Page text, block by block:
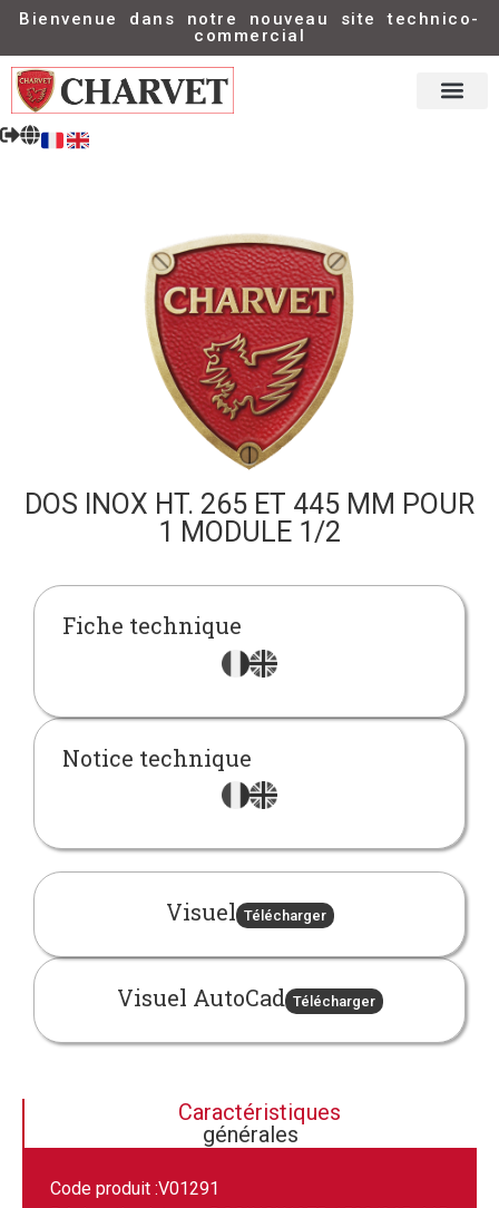
Bienvenue dans notre nouveau site technico-
commercial
DOS INOX HT. 265 ET 445 MM POUR
1 MODULE 1/2
Fiche technique
Notice technique
Visuel Télécharger
Visuel AutoCad Télécharger
Caractéristiques
générales
Code produit :V01291